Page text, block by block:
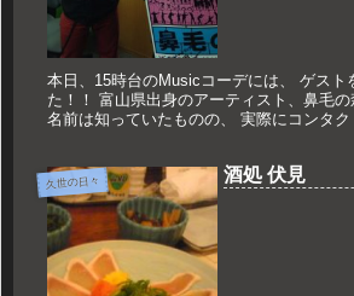
本日、15時台のMusicコーデには、 ゲスト
た！！ 富山県出身のアーティスト、鼻毛
名前は知っていたものの、 実際にコンタク
久世の日々 酒処 伏見